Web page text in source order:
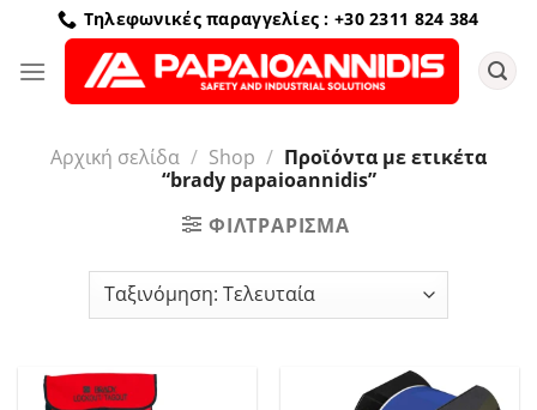
Μετάβαση
περιεχόμενο
Τηλεφωνικές παραγγελίες : +30 2311 824 384
Αρχική σελίδα / Shop / Προϊόντα με ετικέτα
“brady papaioannidis”
ΦΙΛΤΡΆΡΙΣΜΑ